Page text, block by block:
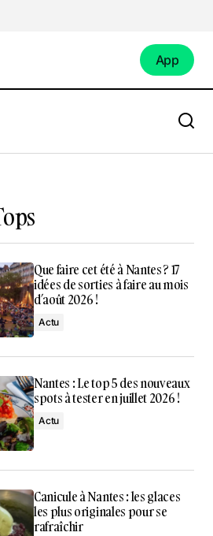
App
Que faire cet été à Nantes ? 17
idées de sorties à faire au mois
d’août 2026 !
Actu
Nantes : Le top 5 des nouveaux
spots à tester en juillet 2026 !
Actu
Canicule à Nantes : les glaces
les plus originales pour se
rafraîchir